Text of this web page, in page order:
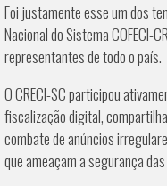
Foi justamente esse um dos
Nacional do Sistema COFECI-
representantes de todo o país.
O CRECI-SC participou
fiscalização digital,
combate de anúncios
que ameaçam a segurança